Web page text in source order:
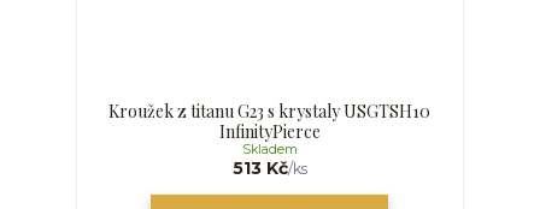
Kroužek z titanu G23 s krystaly USGTSH10
InfinityPierce
513 Kč/ks
Skladem